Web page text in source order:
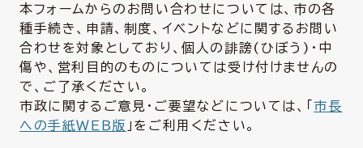
本フォームからのお問い合わせについては、市の各
種手続き、申請、制度、イベントなどに関するお問い
合わせを対象としており、個人の誹謗(ひぼう)・中
傷や、営利目的のものについては受け付けませんの
で、ご了承ください。
市政に関するご意見・ご要望などについては、「市長
への手紙ＷＥＢ版 」をご利用ください。